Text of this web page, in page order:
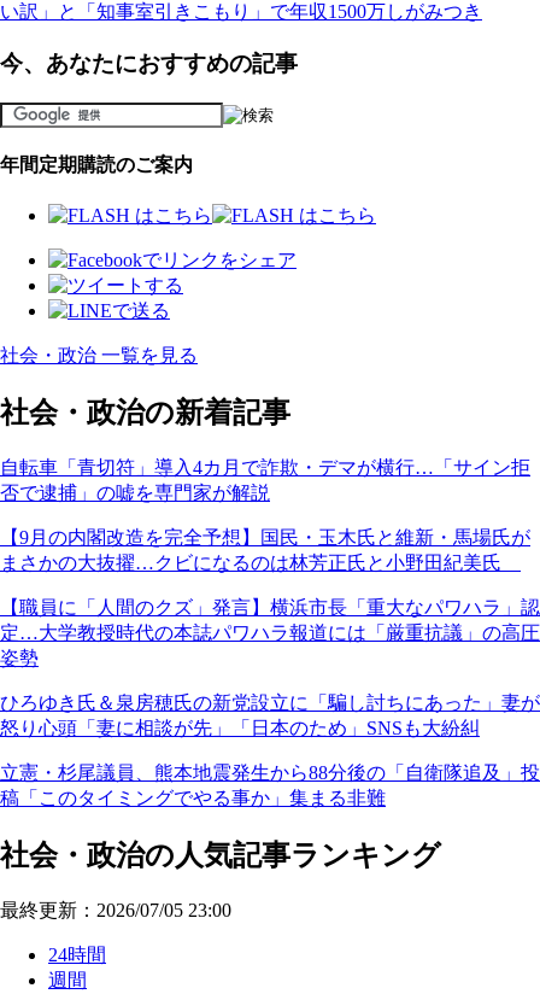
い訳」と「知事室引きこもり」で年収1500万しがみつき
今、あなたにおすすめの記事
年間定期購読のご案内
社会・政治 一覧を見る
社会・政治の新着記事
自転車「青切符」導入4カ月で詐欺・デマが横行…「サイン拒
否で逮捕」の嘘を専門家が解説
【9月の内閣改造を完全予想】国民・玉木氏と維新・馬場氏が
まさかの大抜擢…クビになるのは林芳正氏と小野田紀美氏
【職員に「人間のクズ」発言】横浜市長「重大なパワハラ」認
定…大学教授時代の本誌パワハラ報道には「厳重抗議」の高圧
姿勢
ひろゆき氏＆泉房穂氏の新党設立に「騙し討ちにあった」妻が
怒り心頭「妻に相談が先」「日本のため」SNSも大紛糾
立憲・杉尾議員、熊本地震発生から88分後の「自衛隊追及」投
稿「このタイミングでやる事か」集まる非難
社会・政治の人気記事ランキング
最終更新：2026/07/05 23:00
24時間
週間